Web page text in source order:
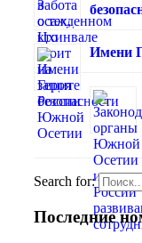
Имени
Search for:
Последние